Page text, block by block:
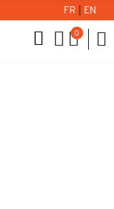
FR EN
0